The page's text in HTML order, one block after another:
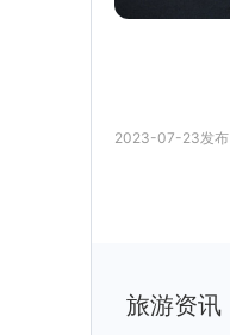
2023-07-23发布
旅游资讯